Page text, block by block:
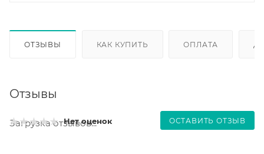
ОТЗЫВЫ КАК КУПИТЬ ОПЛАТА
Отзывы
Нет оценок ОСТАВИТЬ ОТЗЫВ
Загрузка отзывов...